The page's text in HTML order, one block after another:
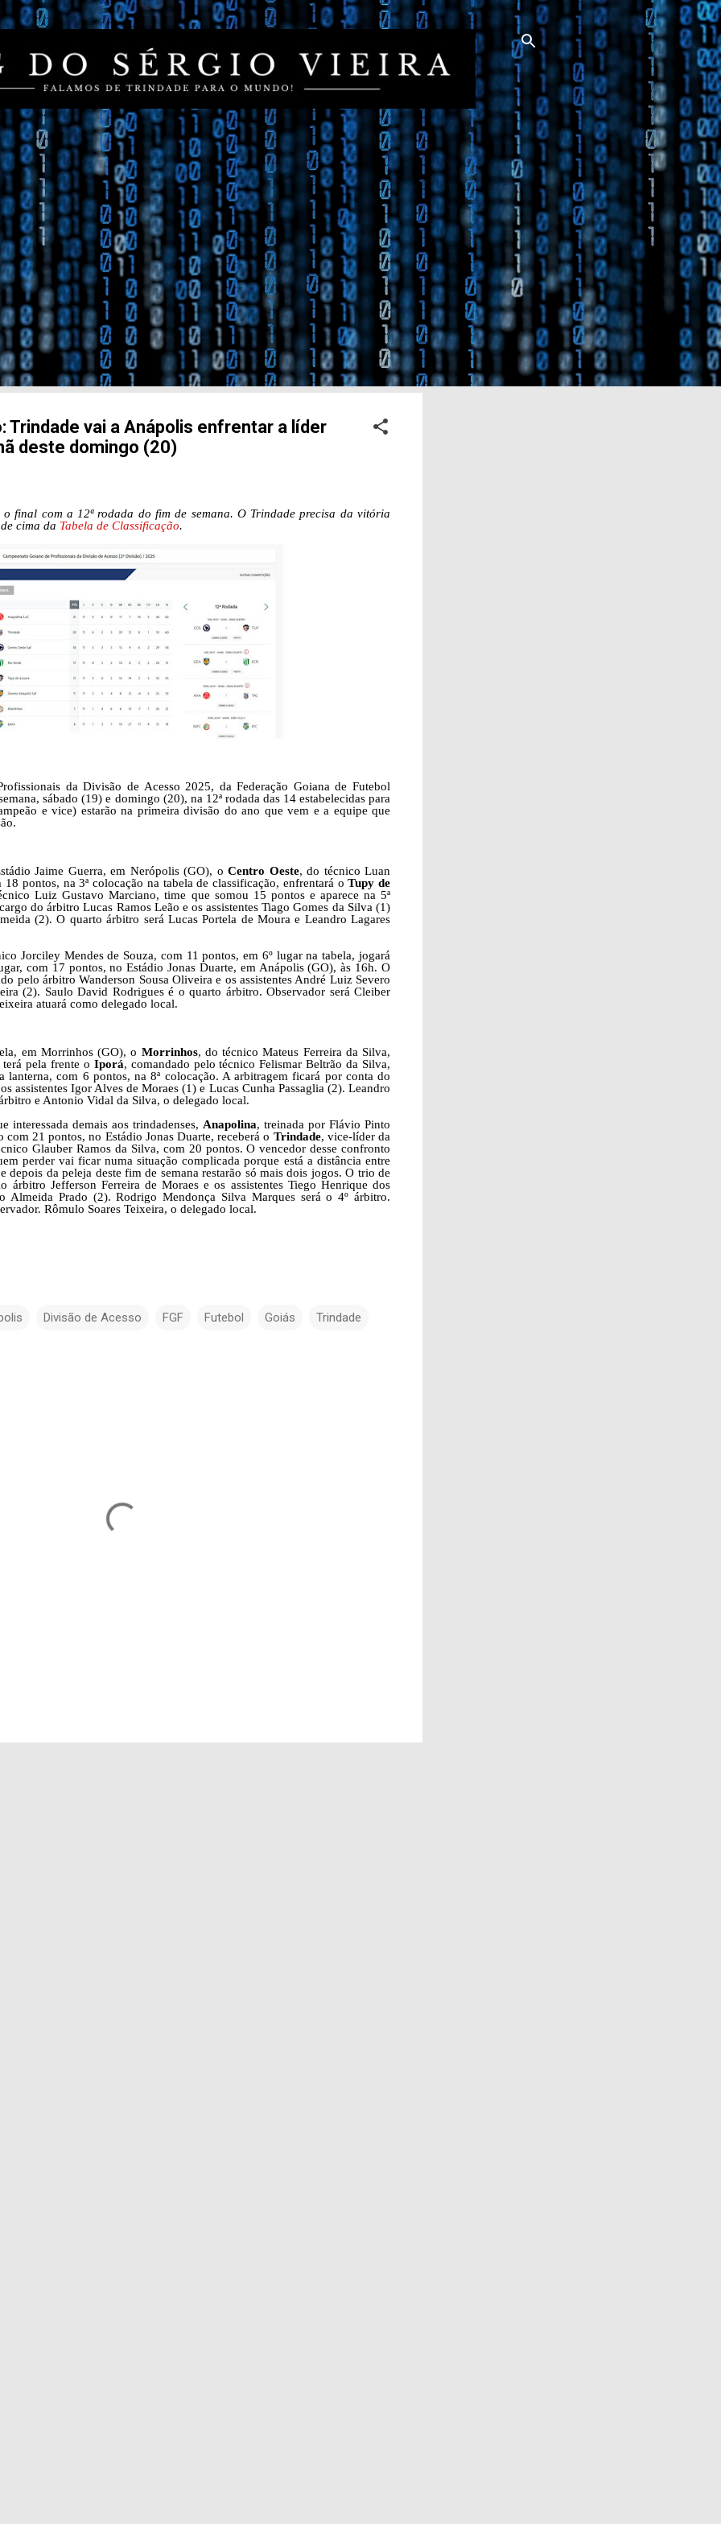
Pular para o conteúdo principal
Trindade vai a Anápolis enfrentar a líder
deste domingo (20)
final com a 12ª rodada do fim de semana. O Trindade precisa da vitória
cima da Tabela de Classificação.
da Divisão de Acesso 2025, da Federação Goiana de Futebol
sábado (19) e domingo (20), na 12ª rodada das 14 estabelecidas para
e vice) estarão na primeira divisão do ano que vem e a equipe que
Jaime Guerra, em Nerópolis (GO), o Centro Oeste, do técnico Luan
18 pontos, na 3ª colocação na tabela de classificação, enfrentará oTupy de
Luiz Gustavo Marciano, time que somou 15 pontos e aparece na 5ª
do árbitro Lucas Ramos Leão e os assistentes Tiago Gomes da Silva (1)
(2). O quarto árbitro será Lucas Portela de Moura e Leandro Lagares
Jorciley Mendes de Souza, com 11 pontos, em 6º lugar na tabela, jogará
com 17 pontos, no Estádio Jonas Duarte, em Anápolis (GO), às 16h. O
pelo árbitro Wanderson Sousa Oliveira e os assistentes André Luiz Severo
(2). Saulo David Rodrigues é o quarto árbitro. Observador será Cleiber
atuará como delegado local.
em Morrinhos (GO), o Morrinhos, do técnico Mateus Ferreira da Silva,
pela frente o Iporá, comandado pelo técnico Felismar Beltrão da Silva,
lanterna, com 6 pontos, na 8ª colocação. A arbitragem ficará por conta do
assistentes Igor Alves de Moraes (1) e Lucas Cunha Passaglia (2). Leandro
e Antonio Vidal da Silva, o delegado local.
interessada demais aos trindadenses, Anapolina, treinada por Flávio Pinto
com 21 pontos, no Estádio Jonas Duarte, receberá o Trindade, vice-líder da
Glauber Ramos da Silva, com 20 pontos. O vencedor desse confronto
perder vai ficar numa situação complicada porque está a distância entre
depois da peleja deste fim de semana restarão só mais dois jogos. O trio de
árbitro Jefferson Ferreira de Moraes e os assistentes Tiego Henrique dos
Almeida Prado (2). Rodrigo Mendonça Silva Marques será o 4º árbitro.
Rômulo Soares Teixeira, o delegado local.
Divisão de Acesso FGF Futebol Goiás Trindade